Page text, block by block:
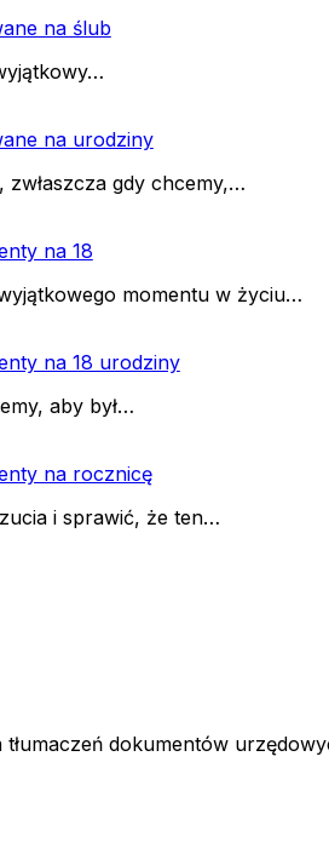
na ślub
na urodziny
gdy chcemy,…
na 18
momentu w życiu…
na 18 urodziny
aby był…
na rocznicę
i sprawić, że ten…
dokumentów